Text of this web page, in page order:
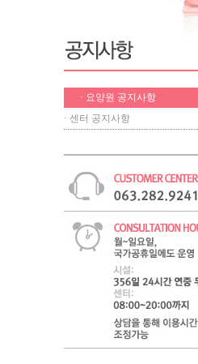
· 요양원 공지사항
· 센터 공지사항